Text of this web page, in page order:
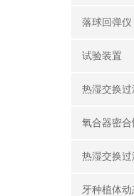
落球回弹仪
试验装置
热湿交换
氧合器密
热湿交换
牙种植体